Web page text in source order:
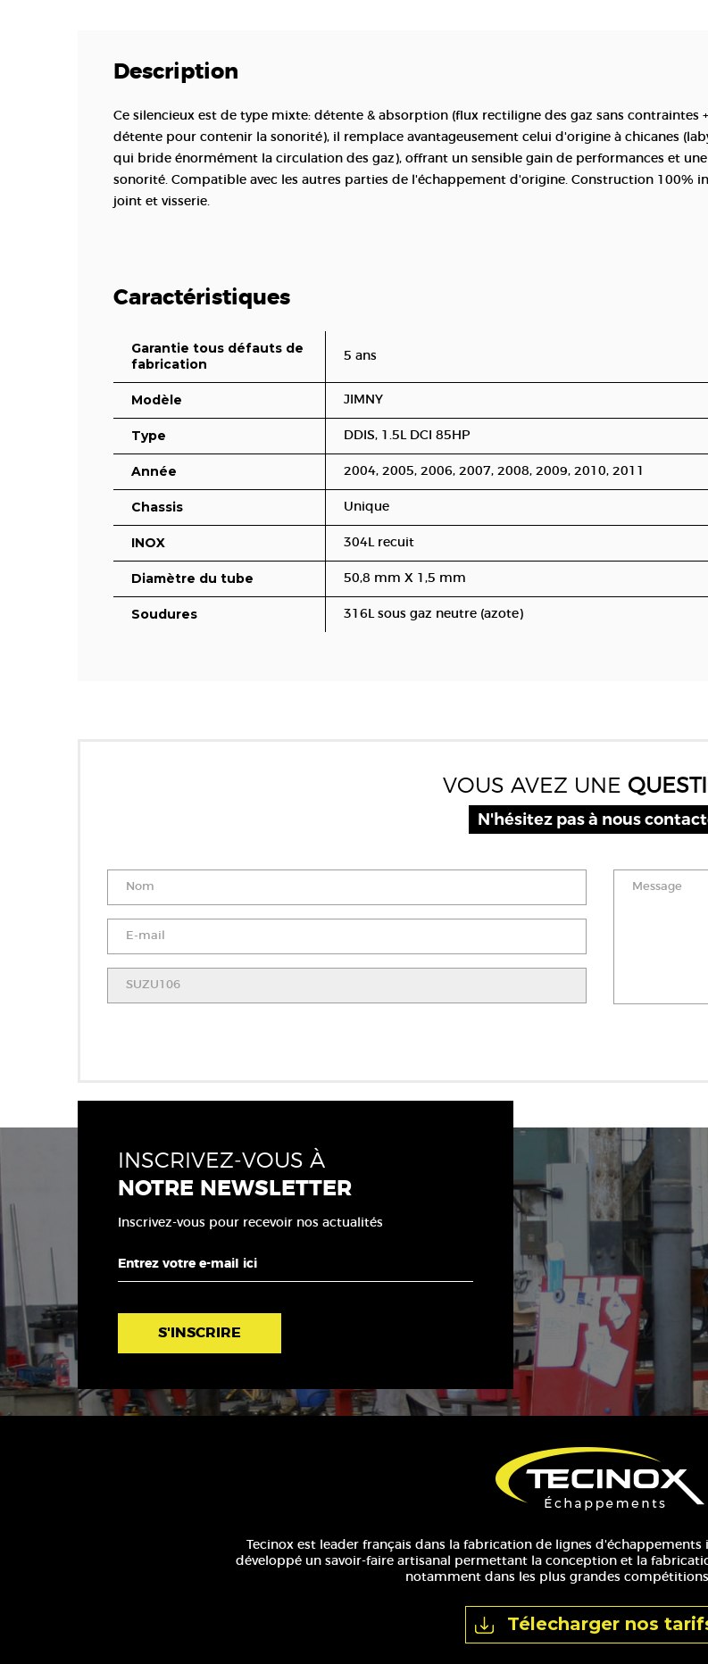
Description
Ce silencieux est de type mixte: détente & absorption (flux rectiligne des gaz sans contraintes
détente pour contenir la sonorité), il remplace avantageusement celui d'origine à chicanes
qui bride énormément la circulation des gaz), offrant un sensible gain de performances et
sonorité. Compatible avec les autres parties de l'échappement d'origine. Construction 100%
joint et visserie.
Caractéristiques
Garantie tous défauts de
fabrication
5 ans
Modèle JIMNY
Type DDIS, 1.5L DCI 85HP
Année 2004, 2005, 2006, 2007, 2008, 2009, 2010, 2011
Chassis Unique
INOX 304L recuit
Diamètre du tube 50,8 mm X 1,5 mm
Soudures 316L sous gaz neutre (azote)
VOUS AVEZ UNE
N'hésitez pas à nous
INSCRIVEZ-VOUS À
NOTRE NEWSLETTER
Inscrivez-vous pour recevoir nos actualités
S'INSCRIRE
Tecinox est leader français dans la fabrication de lignes d'échappements
développé un savoir-faire artisanal permettant la conception et la
notamment dans les plus grandes
Télecharger nos